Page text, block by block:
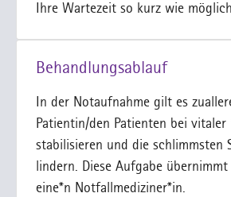
Ihre Wartezeit so kurz wie
Behandlungsablauf
In der Notaufnahme gilt es
Patientin/den Patienten bei vitaler
stabilisieren und die schlimmsten
lindern. Diese Aufgabe übernimmt
eine*n Notfallmediziner*in.